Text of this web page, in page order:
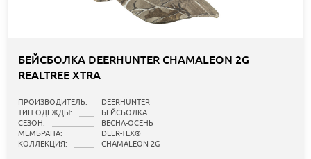
БЕЙСБОЛКА DEERHUNTER CHAMALEON 2G
REALTREE XTRA
ПРОИЗВОДИТЕЛЬ:
DEERHUNTER
ТИП ОДЕЖДЫ:
БЕЙСБОЛКА
СЕЗОН:
ВЕСНА-ОСЕНЬ
МЕМБРАНА:
DEER-TEX®
КОЛЛЕКЦИЯ:
CHAMALEON 2G